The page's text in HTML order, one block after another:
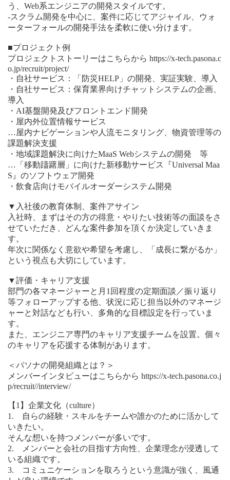
う、Web系エンジニアの開発スタイルです。
‐スクラム開発を中心に、案件に応じてアジャイル、ウォ
ーターフォールの開発手法を柔軟に使い分けます。
■プロジェクト例
プロジェクトストーリーはこちらから https://x-tech.pasona.c
o.jp/recruit/project/
・自社サービス：「防災HELP」の開発、実証実験、導入
・自社サービス：保育業界向けチャットシステムの企画、
導入
・AI基盤開発及びフロントエンド開発
・屋内外位置情報サービス
…屋内ナビゲーションや人流モニタリング、物資管理等の
課題解決支援
・地域課題解決に向けたMaaS Webシステムの開発 等
…「移動躊躇層」に向けた新移動サービス『Universal Maa
S』のソフトウェア開発
・飲食店向けモバイルオーダーシステム開発
▼入社後の教育体制、案件アサイン
入社時、まずはその方の得意・やりたい技術等の面談をさ
せていただき、どんな案件参加を頂くか決定していきま
す。
年次に関係なく意欲や希望を考慮し、「成長に繋がるか」
という視点も大切にしています。
▼評価・キャリア支援
部門の各マネージャーと月1回程度の定期面談／振り返り
等フォローアップする他、状況に応じ担当以外のマネージ
ャーと対話なども行い、多角的な目標設定を行っていま
す。
また、エンジニア専門のキャリア支援チームを設置。個々
のキャリアを応援する体制があります。
＜パソナの開発組織とは？＞
メンバーインタビューはこちらから https://x-tech.pasona.co.j
p/recruit//interview/
【1】企業文化（culture）
1. 自らの経験・スキルをチームや誰かのために活かして
いきたい。
そんな想いを持つメンバーが多いです。
2. メンバーと会社の目指す方向性、企業理念が浸透して
いる組織です。
3. コミュニケーションを取ろうという意識が強く、風通